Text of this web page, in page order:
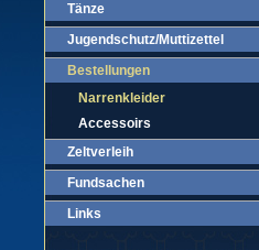
Tänze
Jugendschutz/Muttizettel
Bestellungen
Narrenkleider
Accessoirs
Zeltverleih
Fundsachen
Links